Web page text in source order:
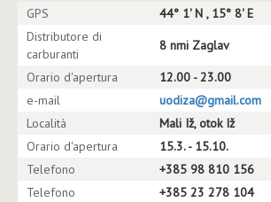
GPS
44° 1' N , 15° 8' E
Distributore di
carburanti
8 nmi Zaglav
Orario d'apertura
12.00 - 23.00
e-mail
uodiza@gmail.com
Località
Mali Iž, otok Iž
Orario d'apertura
15.3. - 15.10.
Telefono
+385 98 810 156
Telefono
+385 23 278 104